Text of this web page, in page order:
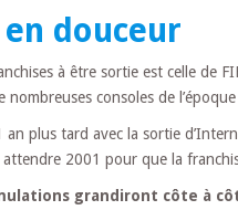
douceur
à être sortie est celle de
nombreuses consoles de
an plus tard avec la sortie
2001 pour que la
grandiront côte à